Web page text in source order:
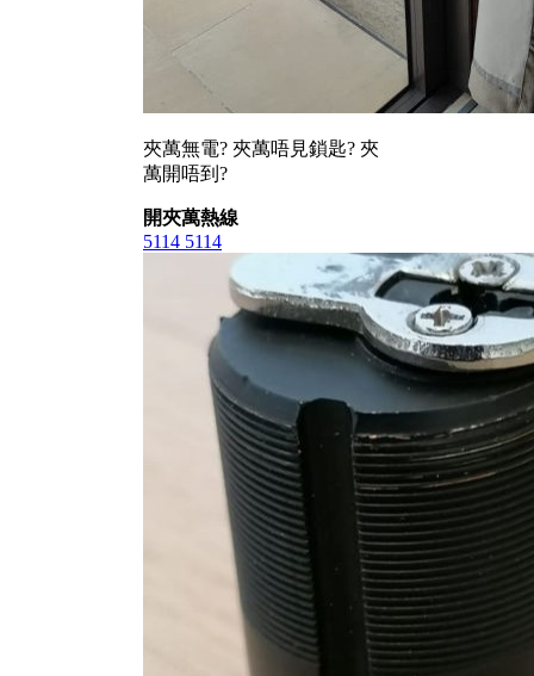
夾萬無電? 夾萬唔見鎖匙? 夾
萬開唔到?
開夾萬熱線
5114 5114